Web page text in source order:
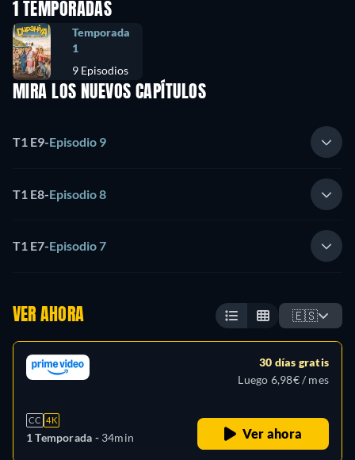
1 TEMPORADAS
Temporada
1
9 Episodios
MIRA LOS NUEVOS CAPÍTULOS
T1 E9-Episodio 9
T1 E8-Episodio 8
T1 E7-Episodio 7
VER AHORA 🇪🇸
CC 4K
1 Temporada - 34min
30 días gratis
Luego 6,98€ / mes
Ver ahora